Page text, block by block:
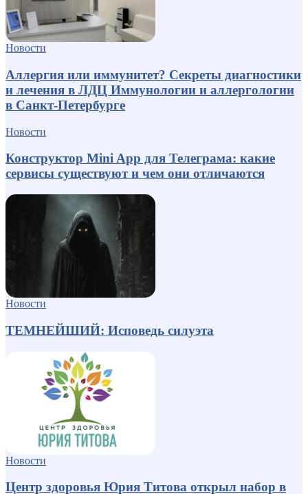
Новости
Аллергия или иммунитет? Секреты диагностики
и лечения в ЛДЦ Иммунологии и аллергологии
в Санкт-Петербурге
Новости
Конструктор Mini App для Телеграма: какие
сервисы существуют и чем они отличаются
Новости
ТЕМНЕЙШИЙ: Исповедь силуэта
Новости
Центр здоровья Юрия Титова открыл набор в